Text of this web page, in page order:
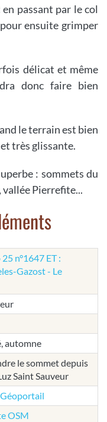
passant par le col
ensuite grimper
délicat et même
donc faire bien
le terrain est bien
très glissante.
: sommets du
vallée Pierrefite...
n°1647 ET :
Gazost - Le
automne
le sommet depuis
Saint Sauveur
OSM